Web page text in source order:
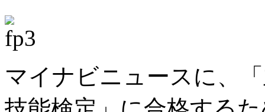
マイナビニュースに、